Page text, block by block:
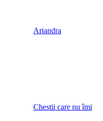
Ariandra
Chestii care nu îmi